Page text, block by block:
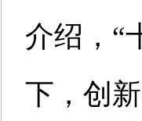
介绍， “
下，创